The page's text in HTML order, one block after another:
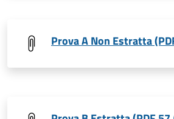
Prova A Non Estratta